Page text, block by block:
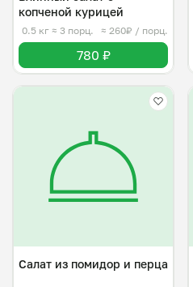
копченой курицей
0.5 кг ≈ 3 порц. ≈ 260₽ / порц.
780 ₽
Салат из помидор и перца